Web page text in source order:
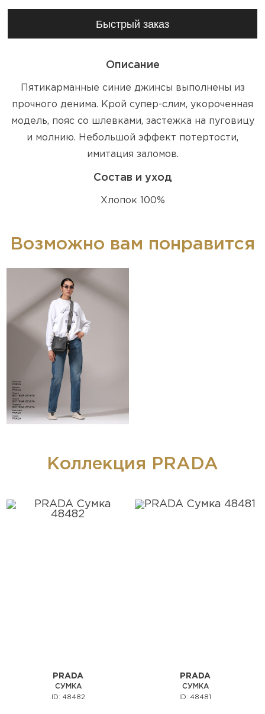
Быстрый заказ
Описание
Пятикарманные синие джинсы выполнены из
прочного денима. Крой супер-слим, укороченная
модель, пояс со шлевками, застежка на пуговицу
и молнию. Небольшой эффект потертости,
имитация заломов.
Состав и уход
Хлопок 100%
Возможно вам понравится
Коллекция PRADA
PRADA
СУМКА
ID: 48482
PRADA
СУМКА
ID: 48481